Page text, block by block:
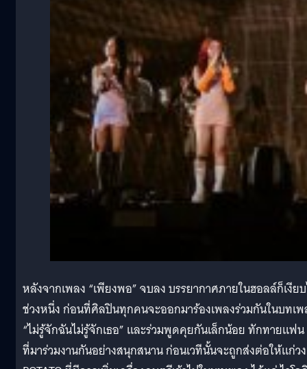
หลังจากเพลง “เพียงพอ” จบลง บรรยากาศภายในฮอลล์ก็เงีย
ช่วงหนึ่ง ก่อนที่ศิลปินทุกคนจะออกมาร้องเพลงร่วมกันในบทเ
“ไม่รู้จักฉันไม่รู้จักเธอ” และร่วมพูดคุยกันเล็กน้อย ทักทายแฟ
ที่มาร่วมงานกันอย่างสนุกสนาน ก่อนเวทีนั้นจะถูกส่งต่อให้แก่วง